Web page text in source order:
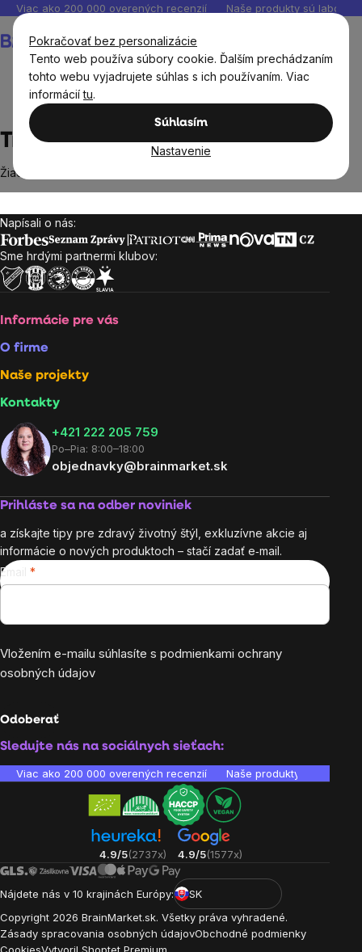
Pokračovať bez personalizácie
Tento web používa súbory cookie. Ďalším prechádzaním
tohto webu vyjadrujete súhlas s ich používaním. Viac
informáciítu.
Súhlasím
Nastavenie
Prejsť
obsah
Viac ako 200 000 overených recenzií Naše produkty sú
košík
Trendglas Jena
Trendglas Jena
Žiadne produkty značky
Zápätie
Napísali o nás:
Sme hrdými partnermi klubov:
Informácie pre vás
O firme
Naše projekty
Kontakty
+421 222 205 759
Po–Pia: 8:00–18:00
objednavky@brainmarket.sk
Prihláste sa na odber noviniek
a získajte tipy pre zdravý životný štýl, exkluzívne akcie aj
informácie o nových produktoch – stačí zadať e‑mail.
Email
Vložením e-mailu súhlasíte s podmienkami ochrany
osobných údajov
Odoberať
Sledujte nás na sociálnych sieťach:
Viac ako 200 000 overených recenzií Naše produkty sú
4.9/5(2737x) 4.9/5(1577x)
Nájdete nás v 10 krajinách Európy:
SK
Copyright 2026 BrainMarket.sk. Všetky práva vyhradené.
Zásady spracovania osobných údajovObchodné podmienky